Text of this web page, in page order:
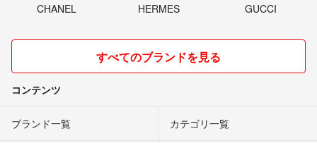
CHANEL HERMES GUCCI
すべてのブランドを見る
コンテンツ
ブランド一覧 カテゴリ一覧